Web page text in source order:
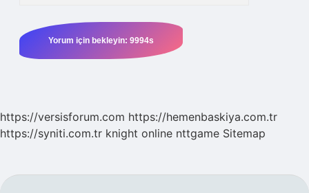
https://versisforum.com https://hemenbaskiya.com.tr
https://syniti.com.tr knight online nttgame Sitemap